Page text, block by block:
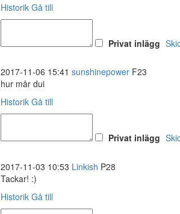
Historik Gå till
Privat inlägg
2017-11-06 15:41 sunshinepower F23
hur mår dui
Historik Gå till
Privat inlägg
2017-11-03 10:53 Linkish P28
Tackar! :)
Historik Gå till